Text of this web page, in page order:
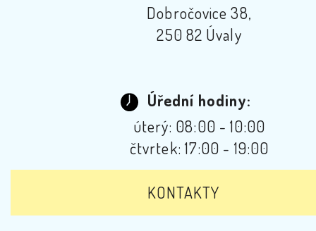
Dobročovice 38,
250 82 Úvaly
Úřední hodiny:
úterý: 08:00 - 10:00
čtvrtek: 17:00 - 19:00
KONTAKTY